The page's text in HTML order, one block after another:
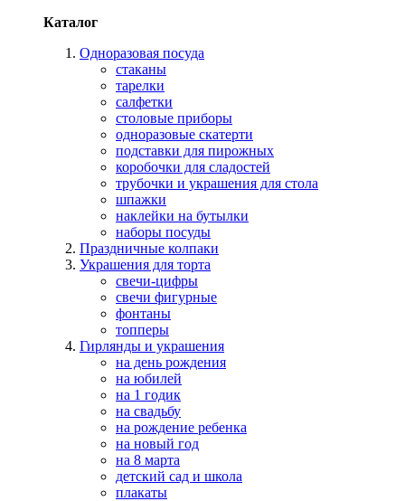
Каталог
Одноразовая посуда
стаканы
тарелки
салфетки
столовые приборы
одноразовые скатерти
подставки для пирожных
коробочки для сладостей
трубочки и украшения для стола
шпажки
наклейки на бутылки
наборы посуды
Праздничные колпаки
Украшения для торта
свечи-цифры
свечи фигурные
фонтаны
топперы
Гирлянды и украшения
на день рождения
на юбилей
на 1 годик
на свадьбу
на рождение ребенка
на новый год
на 8 марта
детский сад и школа
плакаты